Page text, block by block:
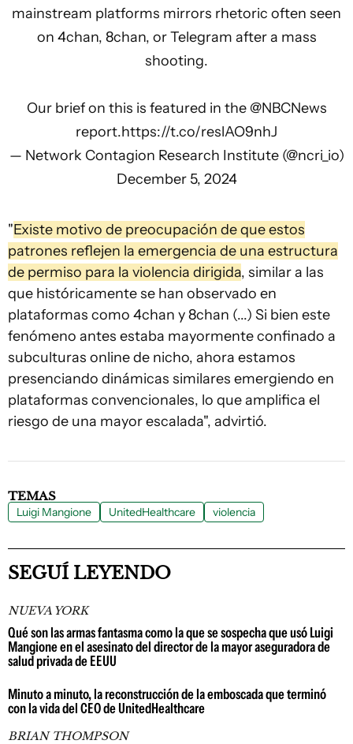
mainstream platforms mirrors rhetoric often seen
on 4chan, 8chan, or Telegram after a mass
shooting.
Our brief on this is featured in the @NBCNews
report.https://t.co/reslAO9nhJ
— Network Contagion Research Institute (@ncri_io)
December 5, 2024
"Existe motivo de preocupación de que estos
patrones reflejen la emergencia de una estructura
de permiso para la violencia dirigida, similar a las
que históricamente se han observado en
plataformas como 4chan y 8chan (...) Si bien este
fenómeno antes estaba mayormente confinado a
subculturas online de nicho, ahora estamos
presenciando dinámicas similares emergiendo en
plataformas convencionales, lo que amplifica el
riesgo de una mayor escalada", advirtió.
TEMAS
Luigi Mangione UnitedHealthcare violencia
SEGUÍ LEYENDO
NUEVA YORK
Qué son las armas fantasma como la que se sospecha que usó Luigi
Mangione en el asesinato del director de la mayor aseguradora de
salud privada de EEUU
Minuto a minuto, la reconstrucción de la emboscada que terminó
con la vida del CEO de UnitedHealthcare
BRIAN THOMPSON